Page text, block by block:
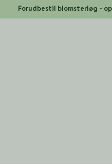
Forudbestil blomsterløg -